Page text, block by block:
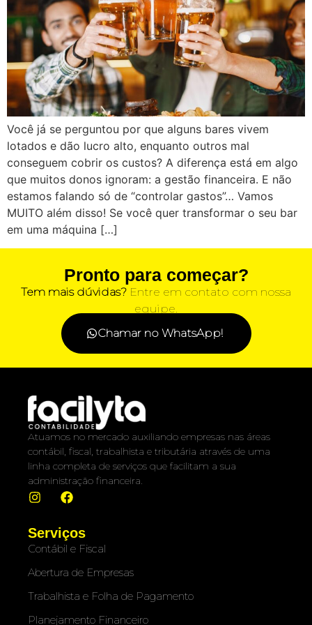
Você já se perguntou por que alguns bares vivem
lotados e dão lucro alto, enquanto outros mal
conseguem cobrir os custos? A diferença está em algo
que muitos donos ignoram: a gestão financeira. E não
estamos falando só de “controlar gastos”… Vamos
MUITO além disso! Se você quer transformar o seu bar
em uma máquina […]
Pronto para começar?
Tem mais dúvidas? Entre em contato com nossa
equipe.
Chamar no WhatsApp!
Atuamos no mercado auxiliando empresas nas áreas
contábil, fiscal, trabalhista e tributária através de uma
linha completa de serviços que facilitam a sua
administração financeira.
Serviços
Contábil e Fiscal
Abertura de Empresas
Trabalhista e Folha de Pagamento
Planejamento Financeiro